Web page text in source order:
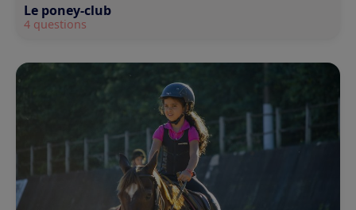
Le poney-club
4 questions